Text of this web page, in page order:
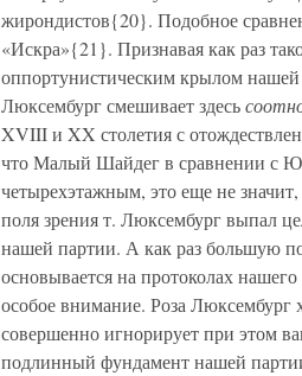
жирондистов{20}. Подобное
«Искра»{21}. Признавая как раз
оппортунистическим крылом нашей
Люксембург смешивает здесь
XVIII и XX столетия с
что Малый Шайдег в сравнении с
четырехэтажным, это еще не
поля зрения т. Люксембург выпал
нашей партии. А как раз большую
основывается на протоколах
особое внимание. Роза
совершенно игнорирует при этом
подлинный фундамент нашей